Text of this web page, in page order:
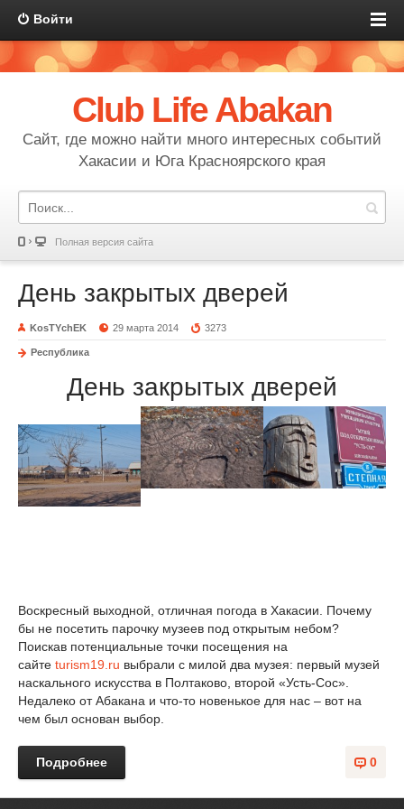
Войти
Club Life Abakan
Сайт, где можно найти много интересных событий
Хакасии и Юга Красноярского края
Полная версия сайта
День закрытых дверей
KosTYchEK 29 марта 2014 3273
Республика
День закрытых дверей
Воскресный выходной, отличная погода в Хакасии. Почему
бы не посетить парочку музеев под открытым небом?
Поискав потенциальные точки посещения на
сайте turism19.ru выбрали с милой два музея: первый музей
наскального искусства в Полтаково, второй «Усть-Сос».
Недалеко от Абакана и что-то новенькое для нас – вот на
чем был основан выбор.
0
Подробнее